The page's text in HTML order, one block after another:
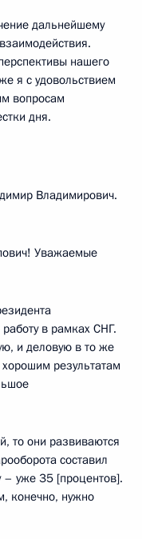
дальнейшему
нашего
я с удовольствием
вопросам
дня.
Владимирович.
Уважаемые
в рамках СНГ.
и деловую в то же
результатам
то они развиваются
составил
– уже 35 [процентов].
конечно, нужно